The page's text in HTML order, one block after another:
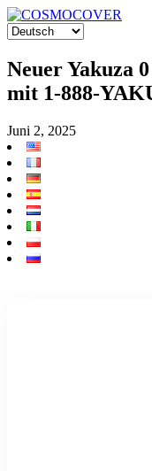
Neuer Yakuza
mit 1-888-
Juni 2, 2025